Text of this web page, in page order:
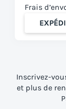
Frais
Inscrivez-
et plus de